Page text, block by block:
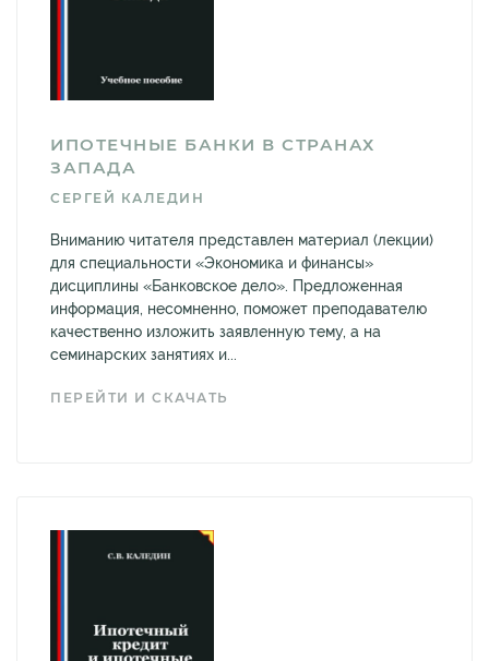
ИПОТЕЧНЫЕ БАНКИ В СТРАНАХ
ЗАПАДА
СЕРГЕЙ КАЛЕДИН
Вниманию читателя представлен материал (лекции)
для специальности «Экономика и финансы»
дисциплины «Банковское дело». Предложенная
информация, несомненно, поможет преподавателю
качественно изложить заявленную тему, а на
семинарских занятиях и...
ПЕРЕЙТИ И СКАЧАТЬ